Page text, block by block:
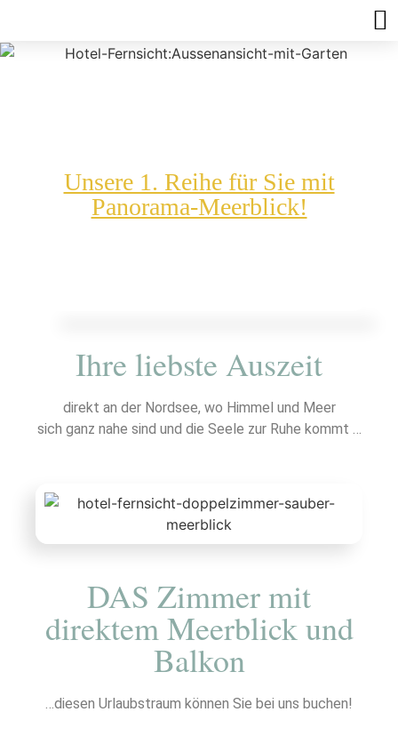
Unsere 1. Reihe für Sie mit
Panorama-Meerblick!
Ihre liebste Auszeit
direkt an der Nordsee, wo Himmel und Meer
sich ganz nahe sind und die Seele zur Ruhe kommt …
DAS Zimmer mit
direktem Meerblick und
Balkon
…diesen Urlaubstraum können Sie bei uns buchen!